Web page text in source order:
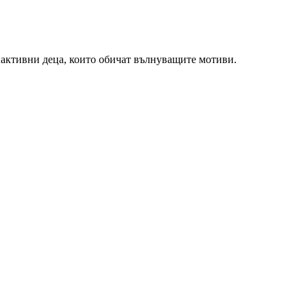
деца, които обичат вълнуващите мотиви.